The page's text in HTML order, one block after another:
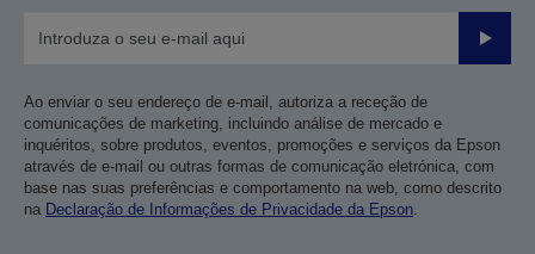
Enviar
Ao enviar o seu endereço de e-mail, autoriza a receção de
comunicações de marketing, incluindo análise de mercado e
inquéritos, sobre produtos, eventos, promoções e serviços da Epson
através de e-mail ou outras formas de comunicação eletrónica, com
base nas suas preferências e comportamento na web, como descrito
na Declaração de Informações de Privacidade da Epson.